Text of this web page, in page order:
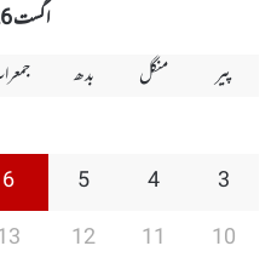
اگست 2026
پیر
منگل بدھ
3
4
5
6
10
11
12